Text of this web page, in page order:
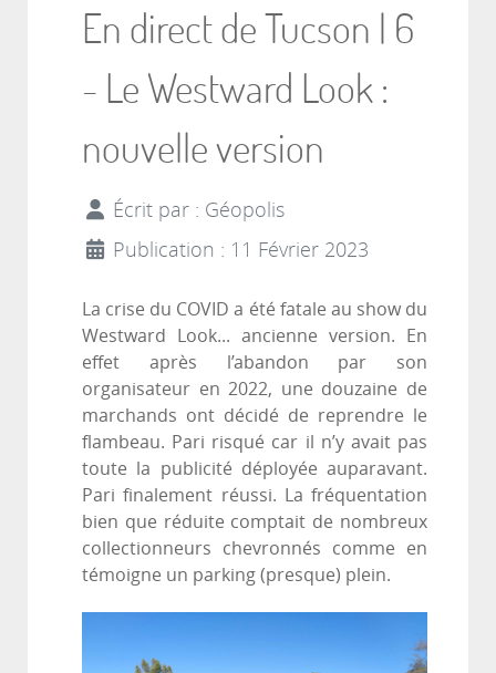
En direct de Tucson | 6
- Le Westward Look :
nouvelle version
Écrit par : Géopolis
Publication : 11 Février 2023
La crise du COVID a été fatale au show du
Westward Look... ancienne version. En
effet après l’abandon par son
organisateur en 2022, une douzaine de
marchands ont décidé de reprendre le
flambeau. Pari risqué car il n’y avait pas
toute la publicité déployée auparavant.
Pari finalement réussi. La fréquentation
bien que réduite comptait de nombreux
collectionneurs chevronnés comme en
témoigne un parking (presque) plein.